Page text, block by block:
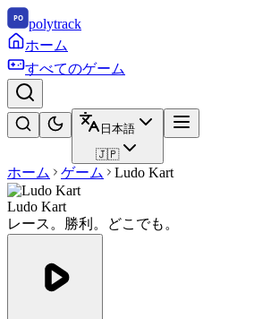
polytrack
ホーム
すべてのゲーム
日本語
🇯🇵
ホーム ゲーム Ludo Kart
Ludo Kart
レース。勝利。どこでも。